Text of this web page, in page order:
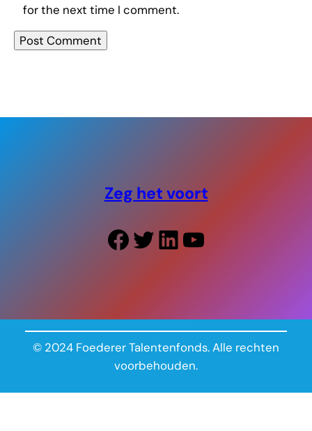
for the next time I comment.
Zeg het voort
Facebook Twitter LinkedIn YouTube
© 2024 Foederer Talentenfonds. Alle rechten
voorbehouden.